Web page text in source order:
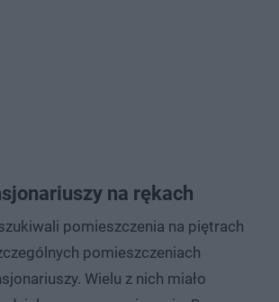
na rękach
pomieszczenia na piętrach
pomieszczeniach
Wielu z nich miało